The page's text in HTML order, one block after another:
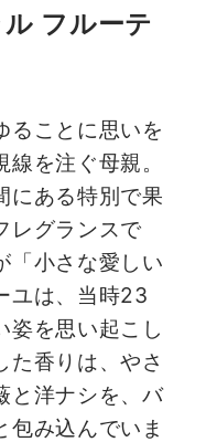
フルーテ
ることに思いを
を注ぐ母親。
にある特別で果
レグランスで
「小さな愛しい
ユは、当時23
姿を思い起こし
た香りは、やさ
と洋ナシを、バ
包み込んでいま